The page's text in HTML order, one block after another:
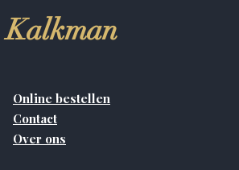
Kalkman
Online bestellen
Contact
Over ons